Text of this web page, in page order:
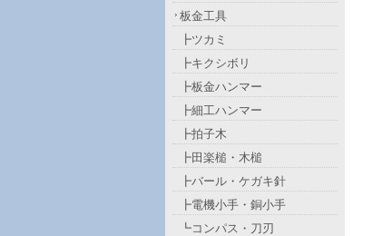
板金工具
┣ツカミ
┣キクシボリ
┣板金ハンマー
┣細工ハンマー
┣拍子木
┣田楽槌・木槌
┣バール・ケガキ針
┣電機小手・銅小手
┗コンパス・刀刃